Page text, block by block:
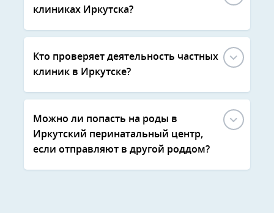
клиниках Иркутска?
Кто проверяет деятельность частных
клиник в Иркутске?
Можно ли попасть на роды в
Иркутский перинатальный центр,
если отправляют в другой роддом?